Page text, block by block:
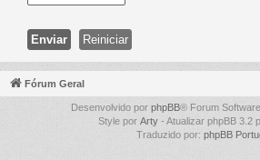
Fórum Geral
Desenvolvido por phpBB® Forum
Style por Arty - Atualizar phpBB 3.2
Traduzido por: phpBB